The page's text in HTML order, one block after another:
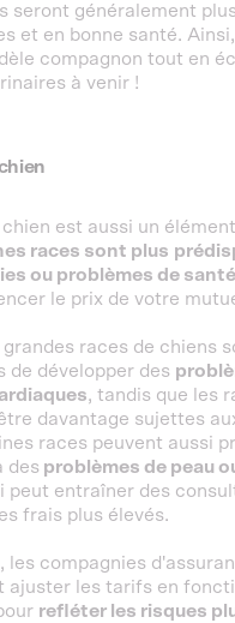
seront généralement
et en bonne santé.
compagnon tout en
à venir !
chien est aussi un
races sont plus
ou problèmes de santé
le prix de votre
grandes races de chiens
de développer des
, tandis que les
davantage sujettes
races peuvent aussi
des problèmes de peau
peut entraîner des
frais plus élevés.
les compagnies
ajuster les tarifs en
refléter les risques